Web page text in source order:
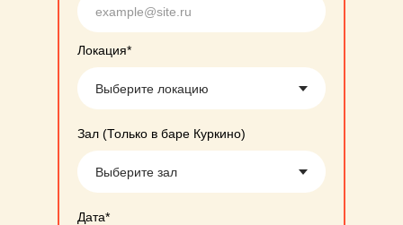
Дата*
Зал (Только в баре Куркино)
Локация*